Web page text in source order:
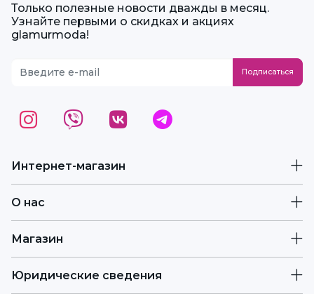
Интернет-магазин
О нас
Магазин
Юридические сведения
Только полезные новости дважды в месяц.
Узнайте первыми о скидках и акциях
glamurmoda!